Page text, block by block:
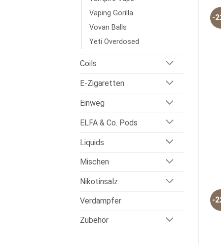
Vaping Gorilla
Vovan Balls
Yeti Overdosed
Coils
E-Zigaretten
Einweg
ELFA & Co. Pods
Liquids
Mischen
Nikotinsalz
Verdampfer
Zubehör
-
-